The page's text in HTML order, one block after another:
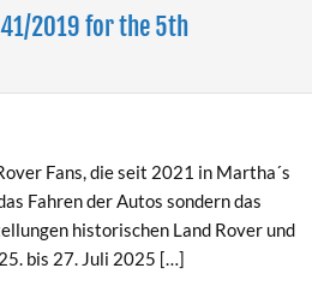
2019 for the 5th
Fans, die seit 2021 in Martha´s
Fahren der Autos sondern das
historischen Land Rover und
bis 27. Juli 2025 […]